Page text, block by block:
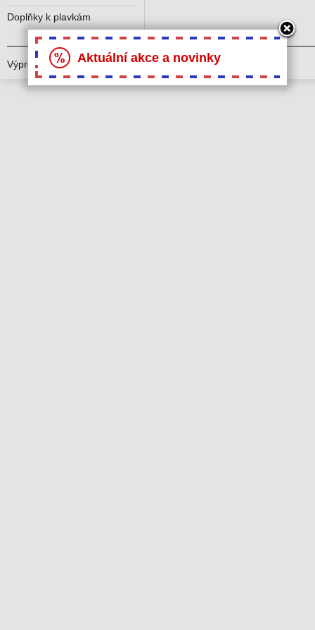
Doplňky k plavkám
Výprodej plavek © 2021oblečse.cz
Aktuální akce a novinky